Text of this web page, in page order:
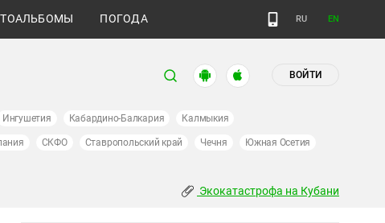
ПОГОДА RU EN
ВОЙТИ
Ингушетия Кабардино-Балкария Калмыкия
СКФО Ставропольский край Чечня Южная Осетия
Экокатастрофа на Кубани